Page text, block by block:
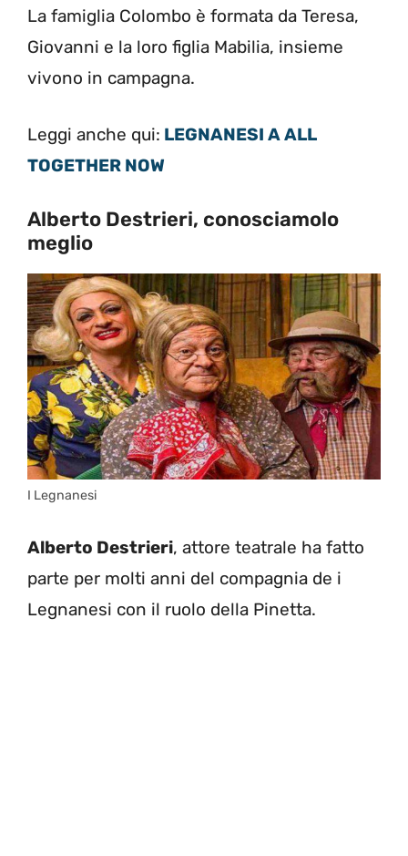
La famiglia Colombo è formata da Teresa,
Giovanni e la loro figlia Mabilia, insieme
vivono in campagna.
Leggi anche qui: LEGNANESI A ALL
TOGETHER NOW
Alberto Destrieri, conosciamolo
meglio
I Legnanesi
Alberto Destrieri, attore teatrale ha fatto
parte per molti anni del compagnia de i
Legnanesi con il ruolo della Pinetta.